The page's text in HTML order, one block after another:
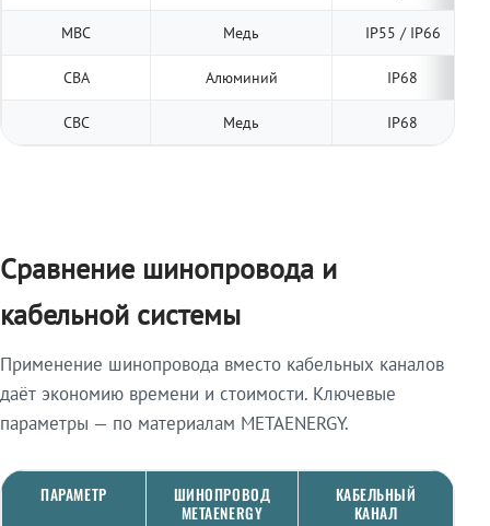
МВС Медь IP55 / IP66
СВА Алюминий IP68
СВС Медь IP68
Сравнение шинопровода и
кабельной системы
Применение шинопровода вместо кабельных каналов
даёт экономию времени и стоимости. Ключевые
параметры — по материалам METAENERGY.
ПАРАМЕТР
ШИНОПРОВОД
METAENERGY
КАБЕЛЬНЫЙ
КАНАЛ